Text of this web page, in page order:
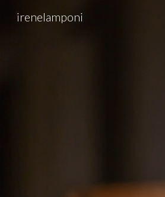
irenelamponi